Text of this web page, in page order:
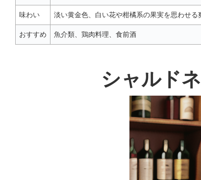
味わい 淡い黄金色、白い花や柑橘系の果実を思わせ
おすすめ 魚介類、鶏肉料理、食前酒
シャルド